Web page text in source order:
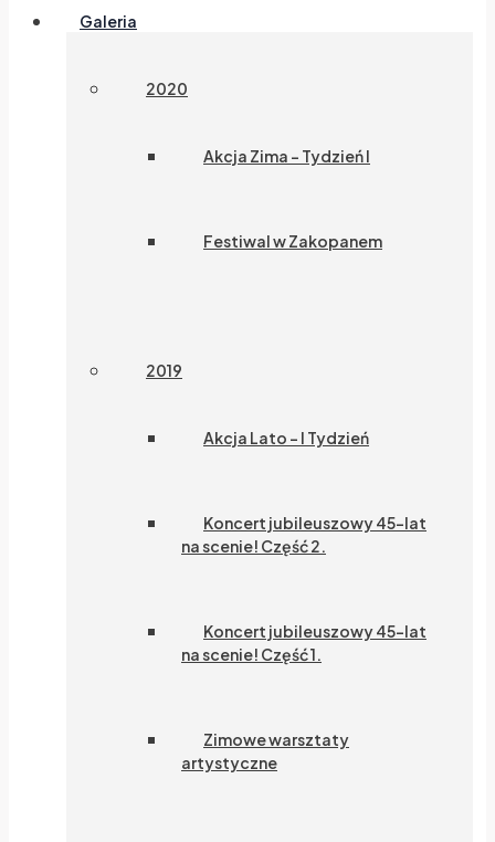
Galeria
2020
Akcja Zima – Tydzień I
Festiwal w Zakopanem
2019
Akcja Lato – I Tydzień
Koncert jubileuszowy 45-lat
na scenie! Część 2.
Koncert jubileuszowy 45-lat
na scenie! Część 1.
Zimowe warsztaty
artystyczne